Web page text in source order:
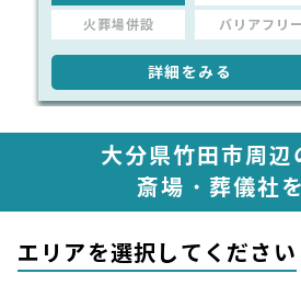
火葬場併設 バリアフリー
詳細をみる
大分県竹田市周辺
斎場・葬儀社
エリアを選択してください